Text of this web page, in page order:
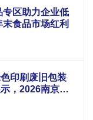
区助力企业低
食品市场红利
印刷废旧包装
，2026南京秋